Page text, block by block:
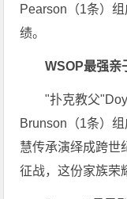
Pearson（1条）
绩。
WSOP最强亲
"扑克教父
Brunson（1条）
慧传承演绎成跨世
征战，这份家族荣